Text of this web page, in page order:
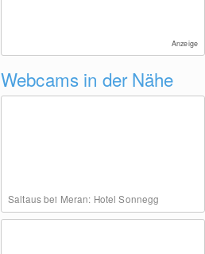
Anzeige
Webcams in der Nähe
Saltaus bei Meran: Hotel Sonnegg